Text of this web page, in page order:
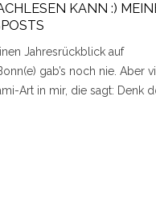
KANN :)
Jahresrückblick auf
gab’s noch nie. Aber
Art in mir, die sagt: Denk